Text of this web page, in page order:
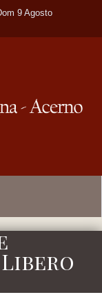
9 Agosto